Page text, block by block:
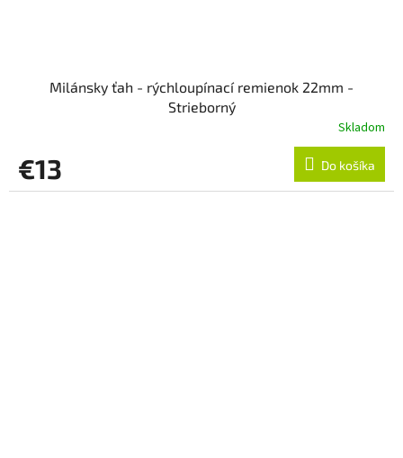
Milánsky ťah - rýchloupínací remienok 22mm -
Strieborný
Skladom
€13 Do košíka